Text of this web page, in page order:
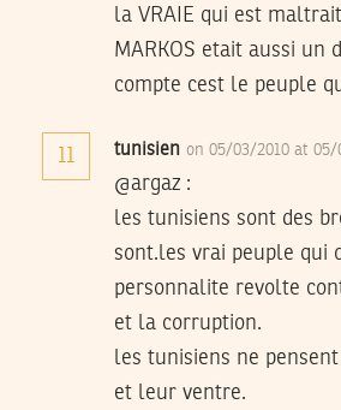
la VRAIE qui est
MARKOS etait aussi un
compte cest le peuple
11 tunisien on 05/03/2010 at 05/
@argaz :
les tunisiens sont des
sont.les vrai peuple qui
personnalite revolte
et la corruption.
les tunisiens ne
et leur ventre.